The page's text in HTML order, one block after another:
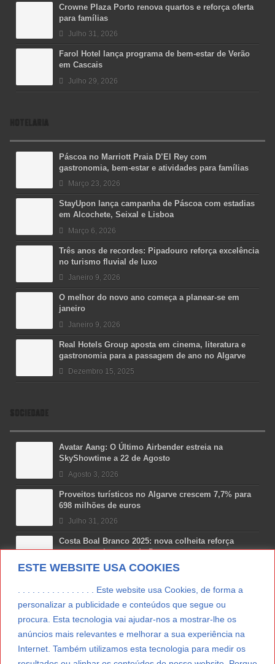
ESTE WEBSITE USA COOKIES
. . . . . . . . . . . . . . . . Este website usa Cookies, de forma a
personalizar a publicidade e conteúdos que segue ou
procura. Esta tecnologia vai ajudar-nos a mostrar-lhe os
anúncios mais relevantes e melhorar a sua experiência na
Internet. Também utilizamos esta tecnologia para medir os
Crowne Plaza Porto renova quartos e reforça oferta
para famílias
Julho 31, 2026
Farol Hotel lança programa de bem-estar de Verão
em Cascais
Julho 29, 2026
HOTELARIA
Páscoa no Marriott Praia D’El Rey com
gastronomia, bem-estar e atividades para famílias
Março 23, 2026
StayUpon lança campanha de Páscoa com estadias
em Alcochete, Seixal e Lisboa
Março 6, 2026
Três anos de recordes: Pipadouro reforça excelência
no turismo fluvial de luxo
Janeiro 9, 2026
O melhor do novo ano começa a planear-se em
janeiro
Janeiro 9, 2026
Real Hotels Group aposta em cinema, literatura e
gastronomia para a passagem de ano no Algarve
Dezembro 15, 2025
SOCIEDADE
Avatar Aang: O Último Airbender estreia na
SkyShowtime a 22 de Agosto
Agosto 3, 2026
Proveitos turísticos no Algarve crescem 7,7% para
698 milhões de euros
Julho 31, 2026
Costa Boal Branco 2025: nova colheita reforça
aposta nos brancos do Douro
Julho 29, 2026
Novas 7 Maravilhas de Portugal: Setúbal recebe
Julho 29, 2026
Vitamina D: o paradoxo dos portugueses
Julho 24, 2026